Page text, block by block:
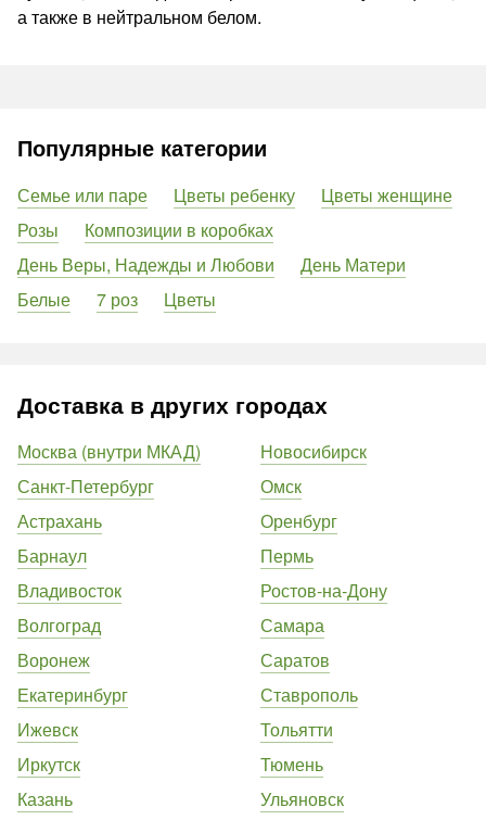
а также в нейтральном белом.
Популярные категории
Семье или паре Цветы ребенку
Цветы женщине
Розы
Композиции в коробках
День Веры, Надежды и Любови
День Матери
Белые
7 роз Цветы
Доставка в других городах
Москва (внутри МКАД)
Санкт-Петербург
Астрахань
Барнаул
Владивосток
Волгоград
Воронеж
Екатеринбург
Ижевск
Иркутск
Казань
Новосибирск
Омск
Оренбург
Пермь
Ростов-на-Дону
Самара
Саратов
Ставрополь
Тольятти
Тюмень
Ульяновск